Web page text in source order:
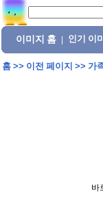
이미지 홈 인기 이
홈>> 이전 페이지 >> 가
바